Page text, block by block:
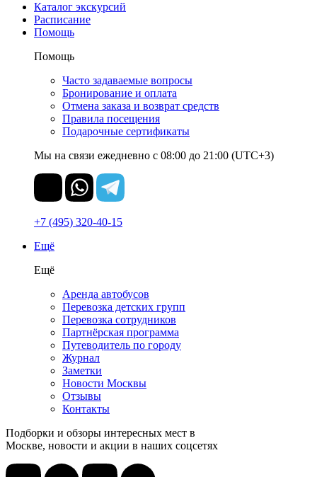
Каталог экскурсий
Расписание
Помощь
Помощь
Часто задаваемые вопросы
Бронирование и оплата
Отмена заказа и возврат средств
Правила посещения
Подарочные сертификаты
Мы на связи ежедневно с 08:00 до 21:00 (UTC+3)
+7 (495) 320-40-15
Ещё
Ещё
Аренда автобусов
Перевозка детских групп
Перевозка сотрудников
Партнёрская программа
Путеводитель по городу
Журнал
Заметки
Новости Москвы
Отзывы
Контакты
Подборки и обзоры интересных мест в
Москве, новости и акции в наших соцсетях